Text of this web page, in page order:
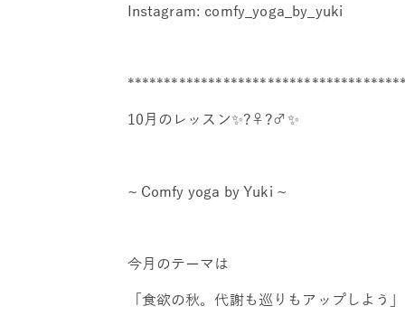
Instagram: comfy_yoga_by_yuki
10月のレッスン✨?‍♀️?‍♂️✨
~ Comfy yoga by Yuki ~
今月のテーマは
「食欲の秋。代謝も巡りもアップしよう」